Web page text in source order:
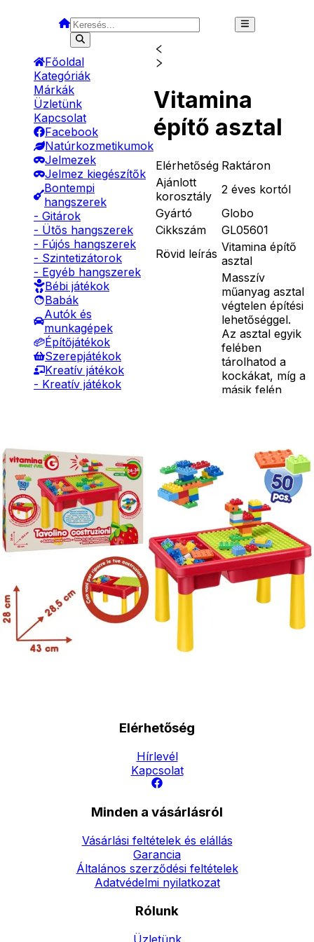
Főoldal
Kategóriák
Márkák
Üzletünk
Kapcsolat
Facebook
Natúrkozmetikumok
Jelmezek
Jelmez kiegészítők
Bontempi
hangszerek
- Gitárok
- Ütős hangszerek
- Fújós hangszerek
- Szintetizátorok
- Egyéb hangszerek
Bébi játékok
Babák
Autók és
munkagépek
Építőjátékok
Szerepjátékok
Kreatív játékok
- Kreatív játékok
Asztali játékok
Nyári játékok
- Homokozójátékok
- Műanyag hajók
- Hinta, csúszda
- Ütők, dobálók
- Strandcikkek
- Egyéb nyári játékok
Lábbal hajtós
járművek
Téli játékok
Vitamina
építő asztal
Elérhetőség Raktáron
Ajánlott
korosztály
2 éves kortól
Gyártó
Globo
Cikkszám
GL05601
Rövid leírás Vitamina építő
asztal
Masszív
műanyag asztal
végtelen építési
lehetőséggel.
Az asztal egyik
felében
tárolhatod a
kockákat, míg a
másik felén
darab műanyag
kockát
tartalmaz.
felállított
állapotban:
43*28*28,5
cm
Ár
14990Ft
Darab
Kosárba
Szállítás:
- Csomagautomata: 1190
forinttól
- Házhozszállítás: 2190
Elérhetőség
Hírlevél
Kapcsolat
Minden a vásárlásról
Vásárlási feltételek és elállás
Garancia
Általános szerződési feltételek
Adatvédelmi nyilatkozat
Rólunk
Üzletünk